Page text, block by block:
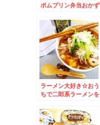
ポムプリン弁当おかず
しいフローズンアイス
(*´艸`*)メロン味なぜ
かカップ2個(・・?
ラーメン大好き☆おう
ちで二郎系ラーメンを